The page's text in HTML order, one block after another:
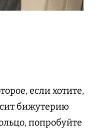
если хотите,
бижутерию
попробуйте